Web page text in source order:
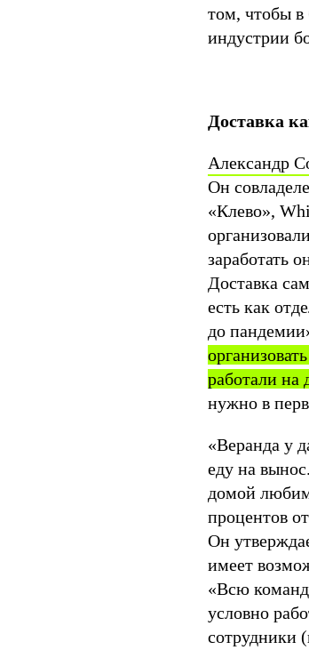
том, чтобы в
индустрии
Доставка
Александр
Он
«Клево»,
заработать
Доставка
есть как
до
работали на
нужно в
«Веранда у
еду на
домой
процентов
Он
имеет
«Всю
условно
сотрудники